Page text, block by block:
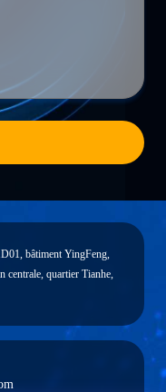
bâtiment YingFeng,
centrale, quartier Tianhe,